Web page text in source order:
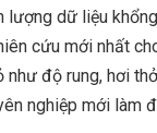
lượng dữ liệu
cứu mới nhất
như độ rung, hơi
nghiệp mới làm